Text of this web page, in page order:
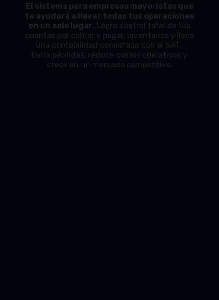
El sistema para empresas mayoristas que
te ayudará a llevar todas tus operaciones
en un solo lugar. Logra control total de tus
cuentas por cobrar y pagar, inventarios y lleva
una contabilidad conectada con el SAT.
Evita pérdidas, reduce costos operativos y
crece en un mercado competitivo.